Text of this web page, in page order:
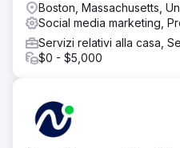
Boston, Massachusetts,
Social media marketing,
Servizi relativi alla casa,
$0 - $5,000